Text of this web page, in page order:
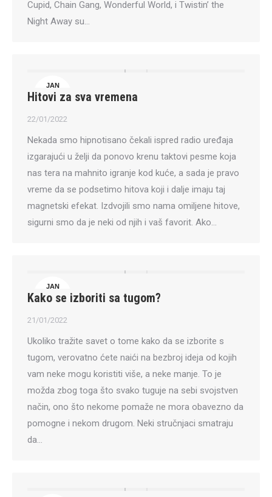
Cupid, Chain Gang, Wonderful World, i Twistin’ the
Night Away su…
JAN
22
Hitovi za sva vremena
22/01/2022
Nekada smo hipnotisano čekali ispred radio uređaja
izgarajući u želji da ponovo krenu taktovi pesme koja
nas tera na mahnito igranje kod kuće, a sada je pravo
vreme da se podsetimo hitova koji i dalje imaju taj
magnetski efekat. Izdvojili smo nama omiljene hitove,
sigurni smo da je neki od njih i vaš favorit. Ako…
JAN
21
Kako se izboriti sa tugom?
21/01/2022
Ukoliko tražite savet o tome kako da se izborite s
tugom, verovatno ćete naići na bezbroj ideja od kojih
vam neke mogu koristiti više, a neke manje. To je
možda zbog toga što svako tuguje na sebi svojstven
način, ono što nekome pomaže ne mora obavezno da
pomogne i nekom drugom. Neki stručnjaci smatraju
da…